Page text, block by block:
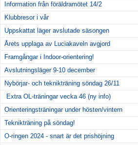
Information från föräldramötet 14/2
Klubbresor i vår
Uppskattat läger avslutade säsongen
Årets upplaga av Luciakaveln avgjord
Framgångar i Indoor-orientering!
Avslutningsläger 9-10 december
Nybörjar- och teknikträning söndag 26/11
Extra OL-träningar vecka 46 (ny info)
Orienteringsträningar under hösten/vintern
Teknikträning på söndag!
O-ringen 2024 - snart är det prishöjning